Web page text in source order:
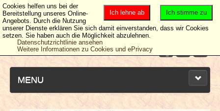
MENU
Ich stimme zu
Ich lehne ab
Cookies helfen uns bei der
Bereitstellung unseres Online-
Angebots. Durch die Nutzung
unserer Dienste erklären Sie sich damit einverstanden, dass wir Cookies
setzen. Sie haben auch die Möglichkeit abzulehnen.
Datenschutzrichtlinie ansehen
Weitere Informationen zu Cookies und ePrivacy